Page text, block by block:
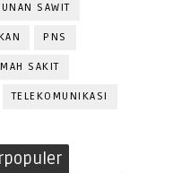
SAWIT
PNS
SAKIT
TELEKOMUNIKASI